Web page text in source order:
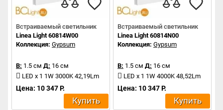
Встраиваемый светильник
Linea Light 60814W00
Коллекция: Gypsum
В: 1.5 см Д: 16 см
LED x 1 1W 3000K 42,19Lm
Цена: 10 347 Р.
Купить
Встраиваемый светильник
Linea Light 60814N00
Коллекция: Gypsum
В: 1.5 см Д: 16 см
LED x 1 1W 4000K 48,52Lm
Цена: 10 347 Р.
Купить